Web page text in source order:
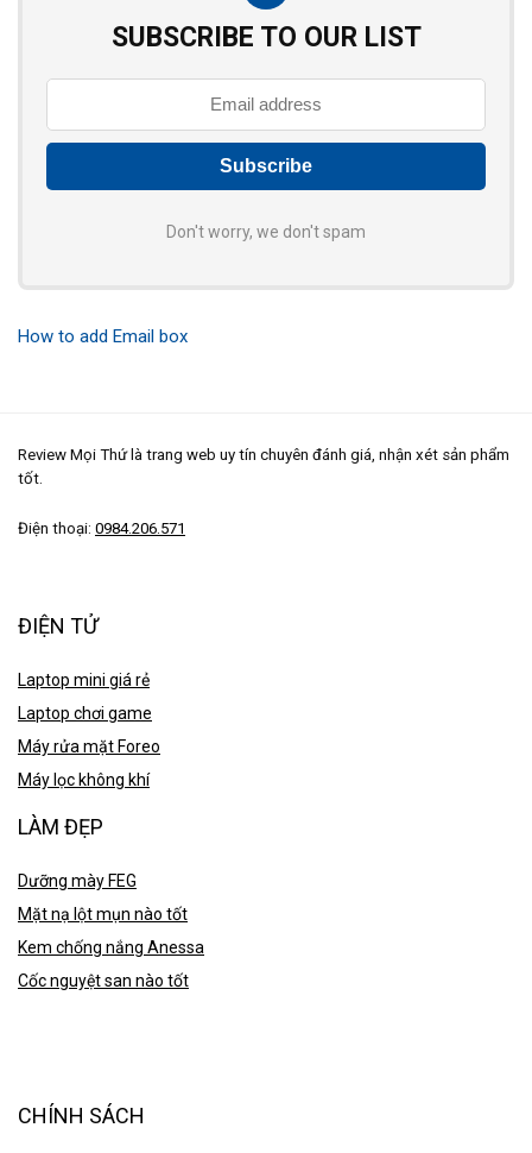
SUBSCRIBE TO OUR LIST
Don't worry, we don't spam
How to add Email box
Review Mọi Thứ là trang web uy tín chuyên đánh giá, nhận xét sản phẩm
tốt.
Điện thoại: 0984.206.571
ĐIỆN TỬ
Laptop mini giá rẻ
Laptop chơi game
Máy rửa mặt Foreo
Máy lọc không khí
LÀM ĐẸP
Dưỡng mày FEG
Mặt nạ lột mụn nào tốt
Kem chống nắng Anessa
Cốc nguyệt san nào tốt
CHÍNH SÁCH